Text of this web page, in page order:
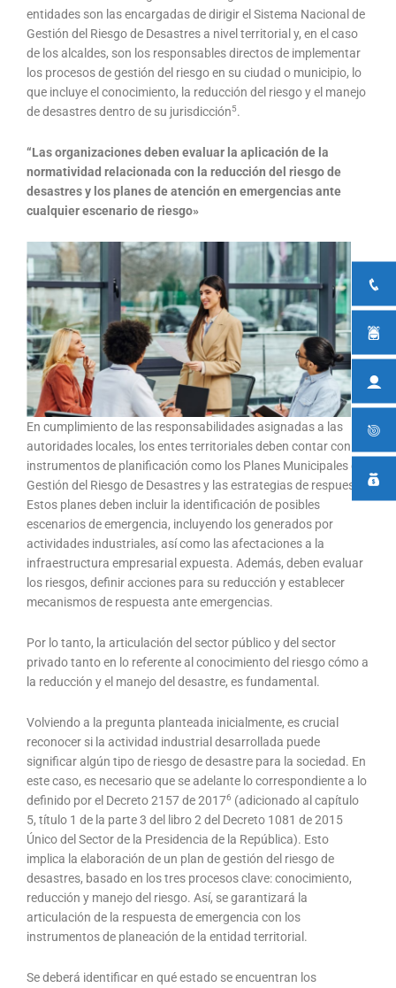
entidades son las encargadas de dirigir el Sistema Nacional de
Gestión del Riesgo de Desastres a nivel territorial y, en el caso
de los alcaldes, son los responsables directos de implementar
los procesos de gestión del riesgo en su ciudad o municipio, lo
que incluye el conocimiento, la reducción del riesgo y el manejo
de desastres dentro de su jurisdicción5.
“Las organizaciones deben evaluar la aplicación de la
normatividad relacionada con la reducción del riesgo de
desastres y los planes de atención en emergencias ante
cualquier escenario de riesgo»
En cumplimiento de las responsabilidades asignadas a las
autoridades locales, los entes territoriales deben contar con
instrumentos de planificación como los Planes Municipales de
Gestión del Riesgo de Desastres y las estrategias de respuesta.
Estos planes deben incluir la identificación de posibles
escenarios de emergencia, incluyendo los generados por
actividades industriales, así como las afectaciones a la
infraestructura empresarial expuesta. Además, deben evaluar
los riesgos, definir acciones para su reducción y establecer
mecanismos de respuesta ante emergencias.
Por lo tanto, la articulación del sector público y del sector
privado tanto en lo referente al conocimiento del riesgo cómo a
la reducción y el manejo del desastre, es fundamental.
Volviendo a la pregunta planteada inicialmente, es crucial
reconocer si la actividad industrial desarrollada puede
significar algún tipo de riesgo de desastre para la sociedad. En
este caso, es necesario que se adelante lo correspondiente a lo
definido por el Decreto 2157 de 20176 (adicionado al capítulo
5, título 1 de la parte 3 del libro 2 del Decreto 1081 de 2015
Único del Sector de la Presidencia de la República). Esto
implica la elaboración de un plan de gestión del riesgo de
desastres, basado en los tres procesos clave: conocimiento,
reducción y manejo del riesgo. Así, se garantizará la
articulación de la respuesta de emergencia con los
instrumentos de planeación de la entidad territorial.
Se deberá identificar en qué estado se encuentran los